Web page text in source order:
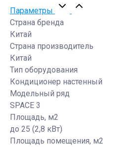
Параметры
Страна бренда
Китай
Страна производитель
Китай
Тип оборудования
Кондиционер настенный
Модельный ряд
SPACE 3
Площадь, м2
до 25 (2,8 кВт)
Площадь помещения, м2